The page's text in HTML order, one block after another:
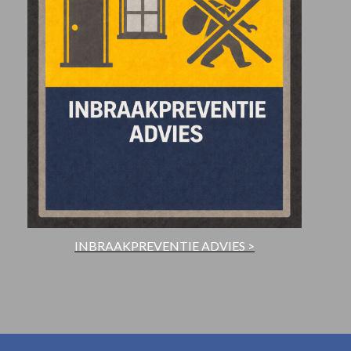
INBRAAKPREVENTIE ADVIES >